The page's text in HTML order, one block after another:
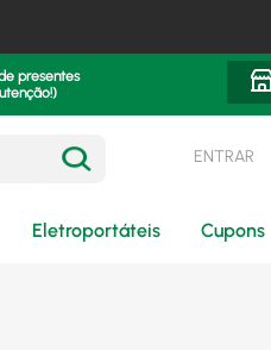
presentes
ENTRAR
Eletroportáteis Cupons